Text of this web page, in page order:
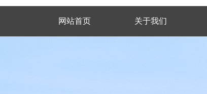
网站首页 关于我们